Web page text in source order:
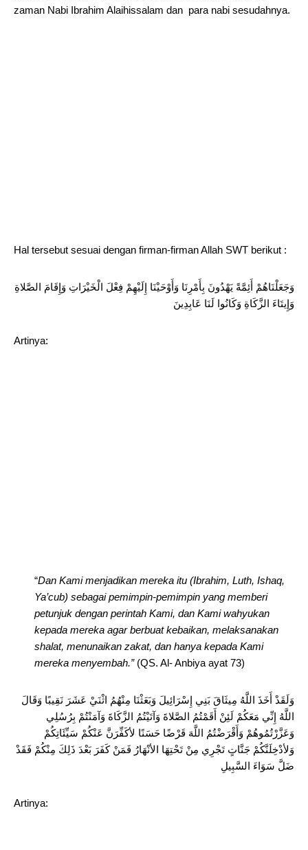
zaman Nabi Ibrahim Alaihissalam dan para nabi sesudahnya.
Hal tersebut sesuai dengan firman-firman Allah SWT berikut :
وَجَعَلْنَاهُمْ أَئِمَّةً يَهْدُونَ بِأَمْرِنَا وَأَوْحَيْنَا إِلَيْهِمْ فِعْلَ الْخَيْرَاتِ وَإِقَامَ الصَّلاةِ
وَإِيتَاءَ الزَّكَاةِ وَكَانُوا لَنَا عَابِدِينَ
Artinya:
“Dan Kami menjadikan mereka itu (Ibrahim, Luth, Ishaq,
Ya’cub) sebagai pemimpin-pemimpin yang memberi
petunjuk dengan perintah Kami, dan Kami wahyukan
kepada mereka agar berbuat kebaikan, melaksanakan
shalat, menunaikan zakat, dan hanya kepada Kami
mereka menyembah.” (QS. Al- Anbiya ayat 73)
وَلَقَدْ أَخَذَ اللَّهُ مِيثَاقَ بَنِي إِسْرَائِيلَ وَبَعَثْنَا مِنْهُمُ اثْنَيْ عَشَرَ نَقِيبًا وَقَالَ
اللَّهُ إِنِّي مَعَكُمْ لَئِنْ أَقَمْتُمُ الصَّلاةَ وَآتَيْتُمُ الزَّكَاةَ وَآمَنْتُمْ بِرُسُلِي
وَعَزَّرْتُمُوهُمْ وَأَقْرَضْتُمُ اللَّهَ قَرْضًا حَسَنًا لأكَفِّرَنَّ عَنْكُمْ سَيِّئَاتِكُمْ
وَلأدْخِلَنَّكُمْ جَنَّاتٍ تَجْرِي مِنْ تَحْتِهَا الأنْهَارُ فَمَنْ كَفَرَ بَعْدَ ذَلِكَ مِنْكُمْ فَقَدْ
ضَلَّ سَوَاءَ السَّبِيلِ
Artinya: